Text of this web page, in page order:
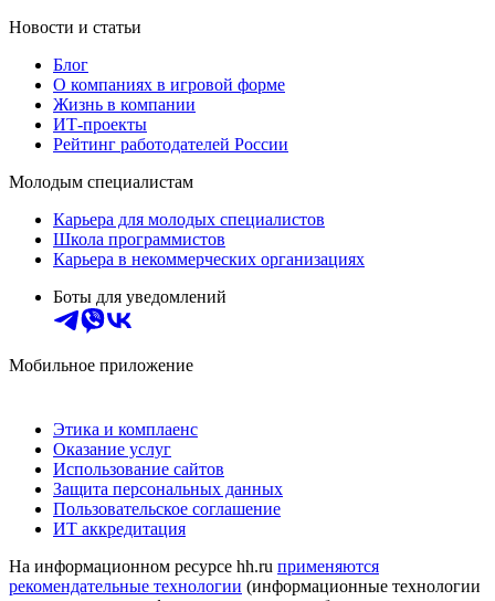
Новости и статьи
Блог
О компаниях в игровой форме
Жизнь в компании
ИТ-проекты
Рейтинг работодателей России
Молодым специалистам
Карьера для молодых специалистов
Школа программистов
Карьера в некоммерческих организациях
Боты для уведомлений
Мобильное приложение
Этика и комплаенс
Оказание услуг
Использование сайтов
Защита персональных данных
Пользовательское соглашение
ИТ аккредитация
На информационном ресурсе hh.ru применяются
рекомендательные технологии (информационные технологии